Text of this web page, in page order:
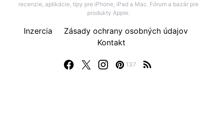
recenzie, aplikácie, tipy pre iPhone, iPad a Mac. Fórum a bazár pre
produkty Apple.
137
Inzercia
Zásady ochrany osobných údajov
Kontakt